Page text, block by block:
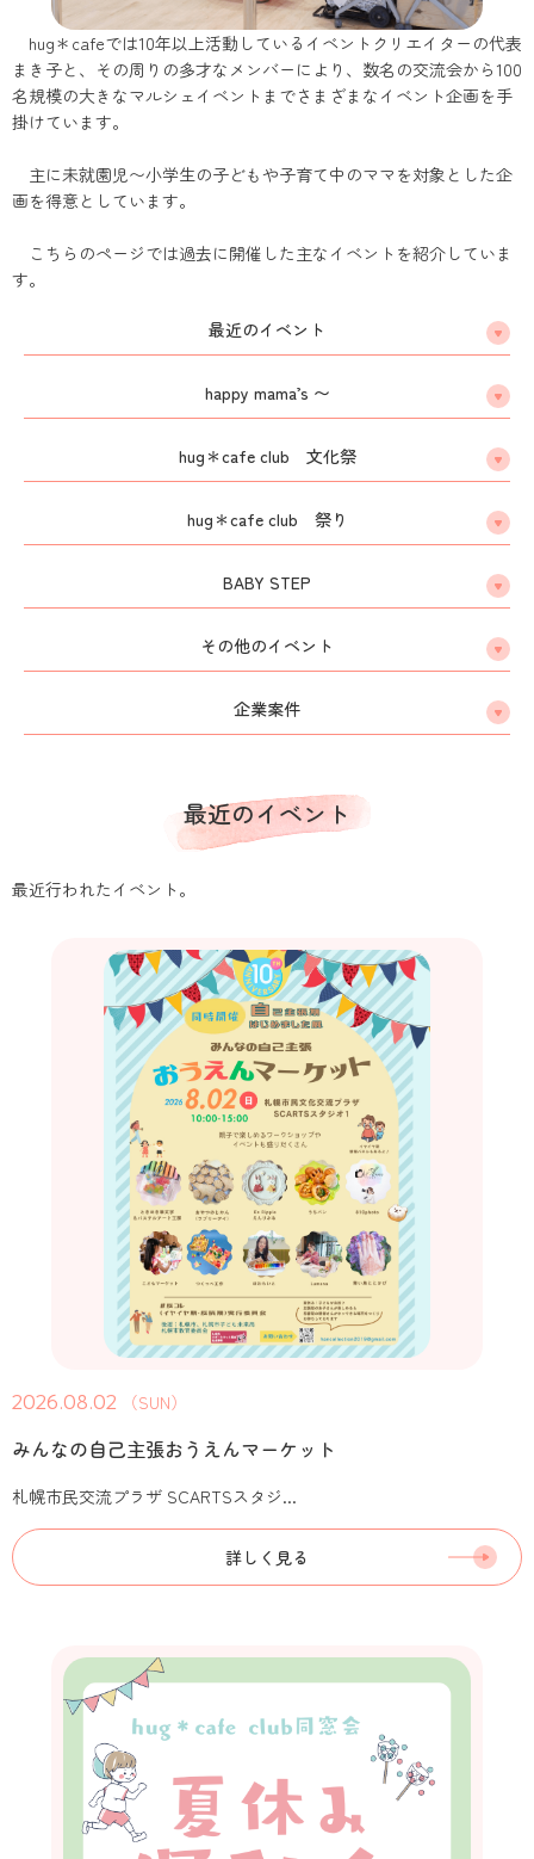
hug＊cafeでは10年以上活動しているイベントクリエイターの代表
まき子と、その周りの多才なメンバーにより、数名の交流会から100
名規模の大きなマルシェイベントまでさまざまなイベント企画を手
掛けています。
主に未就園児〜小学生の子どもや子育て中のママを対象とした企
画を得意としています。
こちらのページでは過去に開催した主なイベントを紹介していま
す。
最近のイベント
happy mama’s 〜
hug＊cafe club 文化祭
hug＊cafe club 祭り
BABY STEP
その他のイベント
企業案件
最近のイベント
最近行われたイベント。
2026.08.02 （SUN）
みんなの自己主張おうえんマーケット
札幌市民交流プラザ SCARTSスタジ...
詳しく見る